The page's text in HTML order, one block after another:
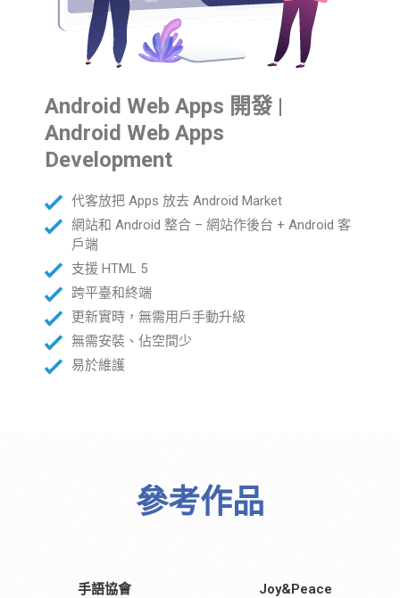
Android Web Apps 開發 |
Android Web Apps
Development
代客放把 Apps 放去 Android Market
網站和 Android 整合 – 網站作後台 + Android 客
戶端
支援 HTML 5
跨平臺和終端
更新實時，無需用戶手動升級
無需安裝、佔空間少
易於維護
參考作品
手語協會 Joy&Peace